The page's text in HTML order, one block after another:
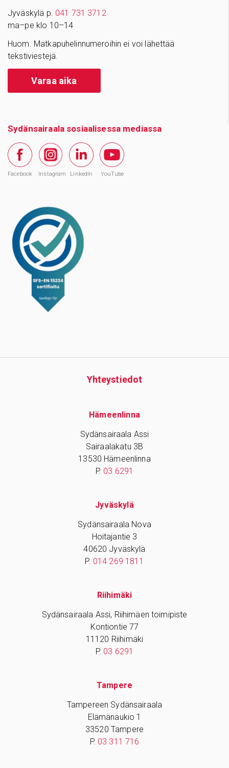
Jyväskylä p. 041 731 3712
ma–pe klo 10–14
Huom. Matkapuhelinnumeroihin ei voi lähettää
tekstiviestejä.
Varaa aika
Sydänsairaala sosiaalisessa mediassa
Facebook Instagram LinkedIn YouTube
Yhteys­tiedot
Hämeenlinna
Sydänsairaala Assi
Sairaalakatu 3B
13530 Hämeenlinna
P. 03 6291
Jyväskylä
Sydänsairaala Nova
Hoitajantie 3
40620 Jyväskylä
P. 014 269 1811
Riihimäki
Sydänsairaala Assi, Riihimäen toimipiste
Kontiontie 77
11120 Riihimäki
P. 03 6291
Tampere
Tampereen Sydänsairaala
Elämänaukio 1
33520 Tampere
P. 03 311 716